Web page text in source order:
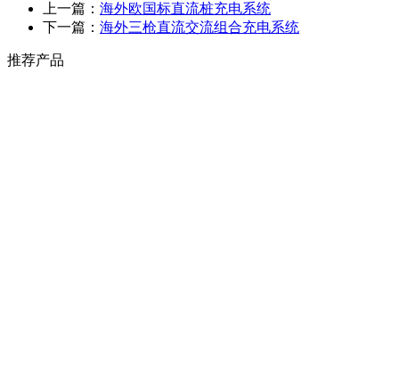
上一篇： 海外欧国标直流桩充电系统
下一篇： 海外三枪直流交流组合充电系统
推荐产品